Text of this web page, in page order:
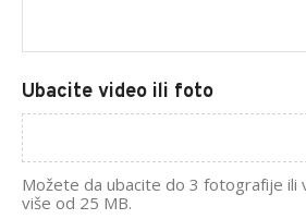
Ubacite video ili foto
Možete da ubacite do 3 fotografije ili
više od 25 MB.